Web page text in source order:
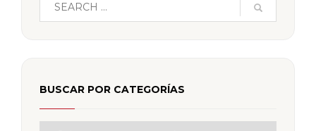
BUSCAR POR CATEGORÍAS